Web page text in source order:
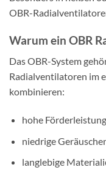
OBR-
Warum ein OBR
Das OBR-System
Radialventilatoren im
kombinieren:
hohe Förderleistung
niedrige
langlebige